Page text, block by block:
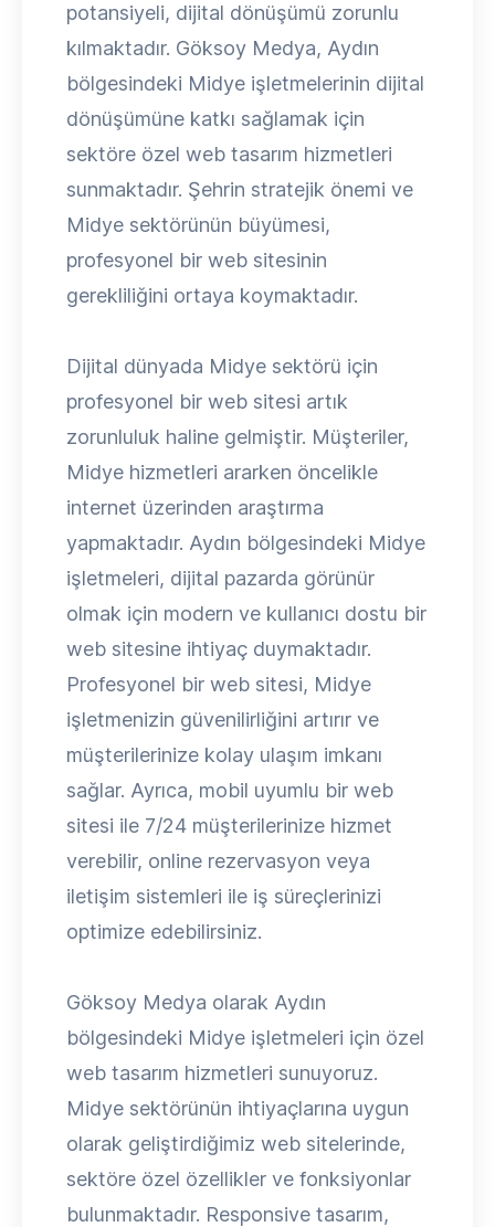
potansiyeli, dijital dönüşümü zorunlu
kılmaktadır. Göksoy Medya, Aydın
bölgesindeki Midye işletmelerinin dijital
dönüşümüne katkı sağlamak için
sektöre özel web tasarım hizmetleri
sunmaktadır. Şehrin stratejik önemi ve
Midye sektörünün büyümesi,
profesyonel bir web sitesinin
gerekliliğini ortaya koymaktadır.
Dijital dünyada Midye sektörü için
profesyonel bir web sitesi artık
zorunluluk haline gelmiştir. Müşteriler,
Midye hizmetleri ararken öncelikle
internet üzerinden araştırma
yapmaktadır. Aydın bölgesindeki Midye
işletmeleri, dijital pazarda görünür
olmak için modern ve kullanıcı dostu bir
web sitesine ihtiyaç duymaktadır.
Profesyonel bir web sitesi, Midye
işletmenizin güvenilirliğini artırır ve
müşterilerinize kolay ulaşım imkanı
sağlar. Ayrıca, mobil uyumlu bir web
sitesi ile 7/24 müşterilerinize hizmet
verebilir, online rezervasyon veya
iletişim sistemleri ile iş süreçlerinizi
optimize edebilirsiniz.
Göksoy Medya olarak Aydın
bölgesindeki Midye işletmeleri için özel
web tasarım hizmetleri sunuyoruz.
Midye sektörünün ihtiyaçlarına uygun
olarak geliştirdiğimiz web sitelerinde,
sektöre özel özellikler ve fonksiyonlar
bulunmaktadır. Responsive tasarım,